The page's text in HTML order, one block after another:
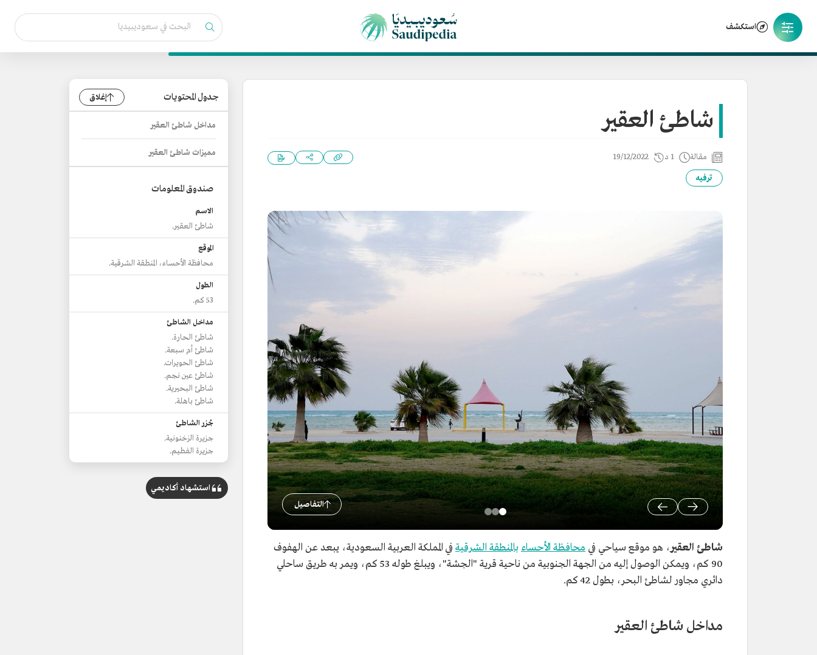
استكشف
شاطئ العقير
مقالة 1 د 19/12/2022
ترفيه
التفاصيل
شاطئ العقير، هو موقع سياحي في محافظة الأحساء بالمنطقة الشرقية في المملكة العربية السعودية، يبعد عن الهفوف
90 كم، ويمكن الوصول إليه من الجهة الجنوبية من ناحية قرية "الجشة"، ويبلغ طوله 53 كم، ويمر به طريق ساحلي
دائري مجاور لشاطئ البحر، بطول 42 كم.
مداخل شاطئ العقير
جدول المحتويات إغلاق
مداخل شاطئ العقير
مميزات شاطئ العقير
صندوق المعلومات
الاسم
شاطئ العقير.
الموقع
محافظة الأحساء، المنطقة الشرقية.
الطول
53 كم.
مداخل الشاطئ
شاطئ الحارة.
شاطئ أم سبعة.
شاطئ الحويرات.
شاطئ عين نجم.
شاطئ البحيرية.
شاطئ باهلة.
جُزر الشاطئ
جزيرة الزخنونية.
جزيرة الفطيم.
استشهاد أكاديمي